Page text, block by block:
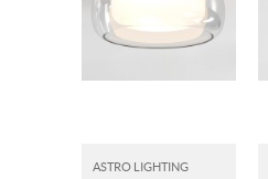
ASTRO LIGHTING